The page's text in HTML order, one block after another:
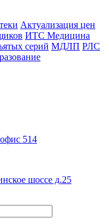
Актуализация цен
ИТС Медицина
серий МДЛП РЛС
514
шоссе д.25